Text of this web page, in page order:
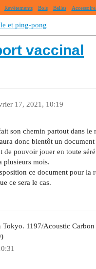
Revêtements Bois Balles
et ping-pong
vaccinal
17, 2021, 10:19
son chemin partout dans le
donc bientôt un
de pouvoir jouer en toute
plusieurs mois.
ce document pour la
ce sera le cas.
Tokyo. 1197/Acoustic Carbon